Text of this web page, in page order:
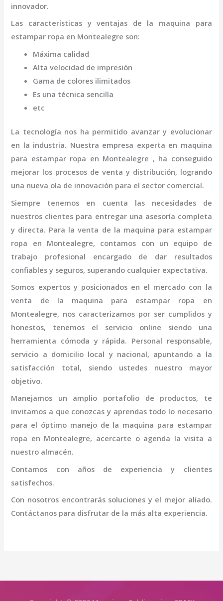
innovador.
Las características y ventajas de la maquina para
estampar ropa en Montealegre son:
Máxima calidad
Alta velocidad de impresión
Gama de colores ilimitados
Es una técnica sencilla
etc
La tecnología nos ha permitido avanzar y evolucionar
en la industria. Nuestra empresa experta en maquina
para estampar ropa en Montealegre , ha conseguido
mejorar los procesos de venta y distribución, logrando
una nueva ola de innovación para el sector comercial.
Siempre tenemos en cuenta las necesidades de
nuestros clientes para entregar una asesoría completa
y directa. Para la venta de la maquina para estampar
ropa en Montealegre, contamos con un equipo de
trabajo profesional encargado de dar resultados
confiables y seguros, superando cualquier expectativa.
Somos expertos y posicionados en el mercado con la
venta de la maquina para estampar ropa en
Montealegre, nos caracterizamos por ser cumplidos y
honestos, tenemos el servicio online siendo una
herramienta cómoda y rápida. Personal responsable,
servicio a domicilio local y nacional, apuntando a la
satisfacción total, siendo ustedes nuestro mayor
objetivo.
Manejamos un amplio portafolio de productos, te
invitamos a que conozcas y aprendas todo lo necesario
para el óptimo manejo de la maquina para estampar
ropa en Montealegre, acercarte o agenda la visita a
nuestro almacén.
Contamos con años de experiencia y clientes
satisfechos.
Con nosotros encontrarás soluciones y el mejor aliado.
Contáctanos para disfrutar de la más alta experiencia.